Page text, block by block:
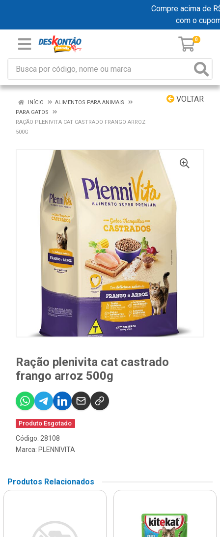
Compre acima de
com o
0
VOLTAR
INÍCIO
ALIMENTOS PARA ANIMAIS
PARA GATOS
RAÇÃO PLENIVITA CAT CASTRADO FRANGO ARROZ
500G
Ração plenivita cat castrado
frango arroz 500g
Produto Esgotado
Código: 28108
Marca: PLENNIVITA
Produtos Relacionados